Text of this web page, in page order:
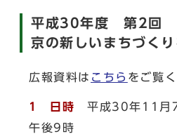
平成30年度 第2回
京の新しいまちづく
広報資料は こちら をご覧
1 日時 平成30年11月7
午後9時